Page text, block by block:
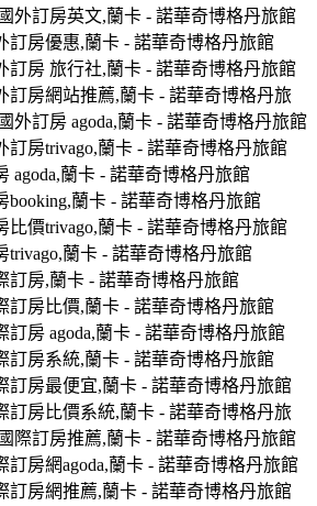
國外訂房英文,蘭卡 - 諾華奇博格丹旅館
訂房優惠,蘭卡 - 諾華奇博格丹旅館
訂房 旅行社,蘭卡 - 諾華奇博格丹旅館
訂房網站推薦,蘭卡 - 諾華奇博格丹旅
外訂房 agoda,蘭卡 - 諾華奇博格丹旅館
訂房trivago,蘭卡 - 諾華奇博格丹旅館
agoda,蘭卡 - 諾華奇博格丹旅館
booking,蘭卡 - 諾華奇博格丹旅館
比價trivago,蘭卡 - 諾華奇博格丹旅館
trivago,蘭卡 - 諾華奇博格丹旅館
訂房,蘭卡 - 諾華奇博格丹旅館
訂房比價,蘭卡 - 諾華奇博格丹旅館
訂房 agoda,蘭卡 - 諾華奇博格丹旅館
訂房系統,蘭卡 - 諾華奇博格丹旅館
訂房最便宜,蘭卡 - 諾華奇博格丹旅館
訂房比價系統,蘭卡 - 諾華奇博格丹旅
國際訂房推薦,蘭卡 - 諾華奇博格丹旅館
訂房網agoda,蘭卡 - 諾華奇博格丹旅館
訂房網推薦,蘭卡 - 諾華奇博格丹旅館